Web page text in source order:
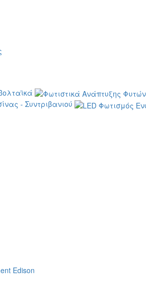
- Συντριβανιού
Edison